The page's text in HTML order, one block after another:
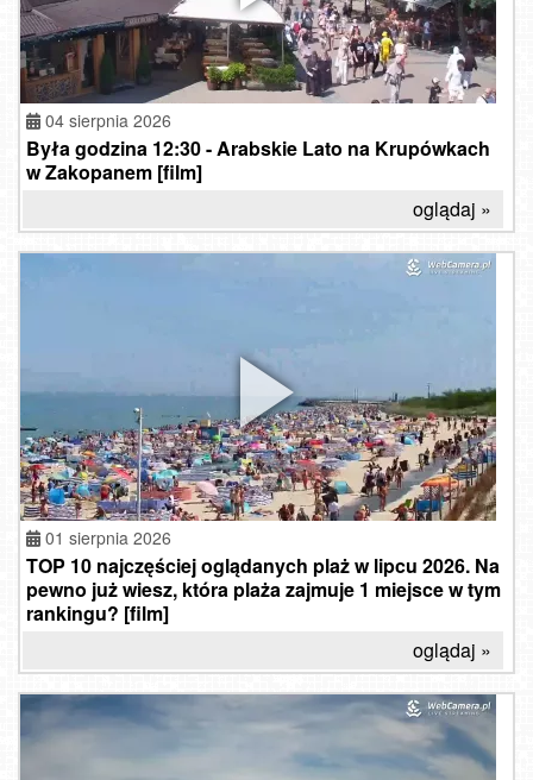
04 sierpnia 2026
Była godzina 12:30 - Arabskie Lato na Krupówkach
w Zakopanem [film]
oglądaj »
01 sierpnia 2026
TOP 10 najczęściej oglądanych plaż w lipcu 2026. Na
pewno już wiesz, która plaża zajmuje 1 miejsce w tym
rankingu? [film]
oglądaj »